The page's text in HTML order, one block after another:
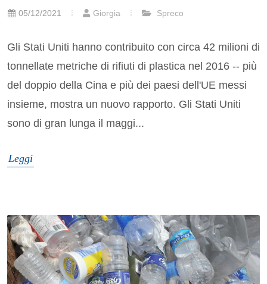
05/12/2021 Giorgia Spreco
Gli Stati Uniti hanno contribuito con circa 42 milioni di
tonnellate metriche di rifiuti di plastica nel 2016 -- più
del doppio della Cina e più dei paesi dell'UE messi
insieme, mostra un nuovo rapporto. Gli Stati Uniti
sono di gran lunga il maggi...
Leggi